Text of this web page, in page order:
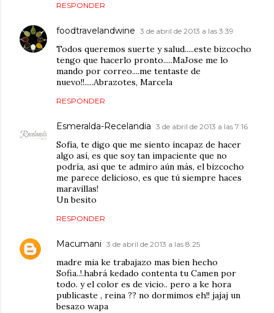
RESPONDER
foodtravelandwine 3 de abril de 2013 a las 3:39
Todos queremos suerte y salud.....este bizcocho
tengo que hacerlo pronto.....MaJose me lo
mando por correo....me tentaste de
nuevo!!.....Abrazotes, Marcela
RESPONDER
Esmeralda-Recelandia 3 de abril de 2013 a las 7:16
Sofía, te digo que me siento incapaz de hacer
algo así, es que soy tan impaciente que no
podría, así que te admiro aún más, el bizcocho
me parece delicioso, es que tú siempre haces
maravillas!
Un besito
RESPONDER
Macumani 3 de abril de 2013 a las 8:25
madre mia ke trabajazo mas bien hecho
Sofia..!.habrá kedado contenta tu Camen por
todo. y el color es de vicio.. pero a ke hora
publicaste , reina ?? no dormimos eh!! jajaj un
besazo wapa